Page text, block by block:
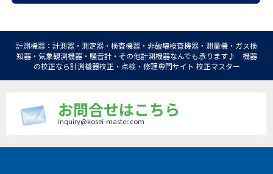
計測機器：計測器・測定器・検査機器・非破壊検査機器・測量機・ガス検
知器・気象観測機器・騒音計・その他計測機器なんでも承ります♪ 機器
の校正なら計測機器校正・点検・修理専門サイト 校正マスター
お問合せはこちら
inquiry@kosei-master.com